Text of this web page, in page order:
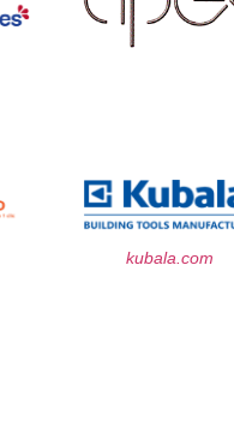
kubala.com